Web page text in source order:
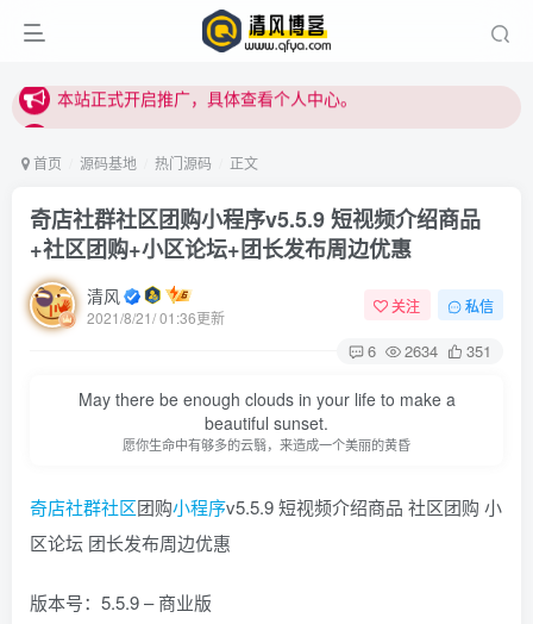
站内下载链接有问题请私信站长 - 清风博客
站内下载链接有问题请私信站长 - 清风博客
首页 源码基地 热门源码 正文
奇店社群社区团购小程序v5.5.9 短视频介绍商品
+社区团购+小区论坛+团长发布周边优惠
清风
2021/8/21/ 01:36更新
关注 私信
6 2634 351
May there be enough clouds in your life to make a
beautiful sunset.
愿你生命中有够多的云翳，来造成一个美丽的黄昏
奇店社群社区团购小程序v5.5.9 短视频介绍商品 社区团购 小
区论坛 团长发布周边优惠
版本号：5.5.9 – 商业版
没有账号？立即注册
登录密码